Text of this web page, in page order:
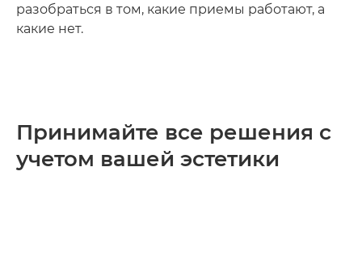
разобраться в том, какие приемы работают, а
какие нет.
Принимайте все решения с
учетом вашей эстетики